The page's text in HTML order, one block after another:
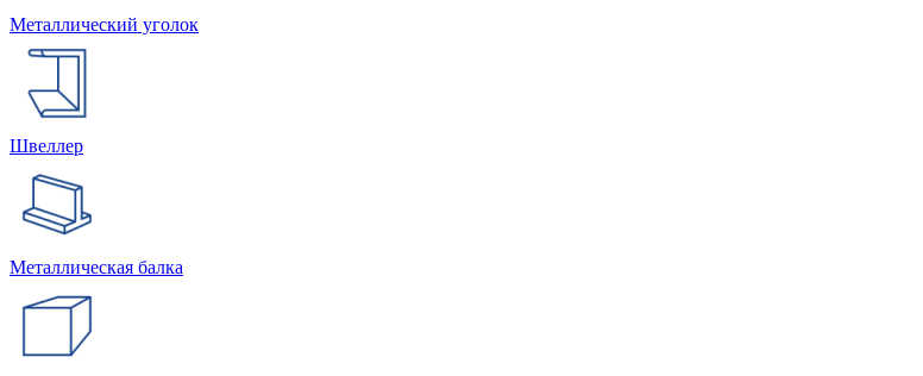
Металлический уголок
Швеллер
Металлическая балка